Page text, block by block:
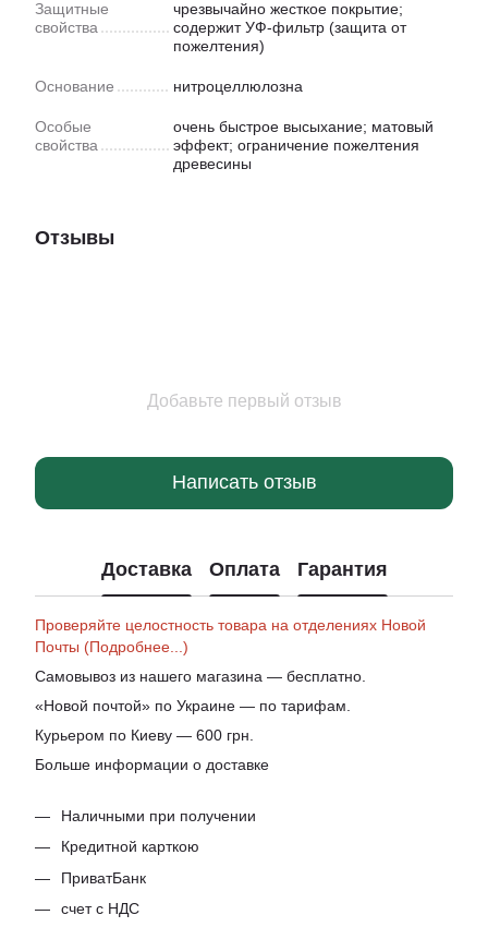
Защитные
свойства
чрезвычайно жесткое покрытие;
содержит УФ-фильтр (защита от
пожелтения)
Основание нитроцеллюлозна
Особые
свойства
очень быстрое высыхание; матовый
эффект; ограничение пожелтения
древесины
Отзывы
Добавьте первый отзыв
Написать отзыв
Доставка Оплата Гарантия
Проверяйте целостность товара на отделениях Новой
Почты (Подробнее...)
Самовывоз из нашего магазина — бесплатно.
«Новой почтой» по Украине — по тарифам.
Курьером по Киеву — 600 грн.
Больше информации о доставке
Наличными при получении
Кредитной карткою
ПриватБанк
счет с НДС